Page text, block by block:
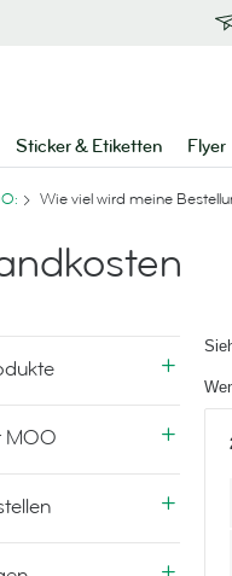
Sticker & Etiketten Flyer
Wie viel wird meine
MOO